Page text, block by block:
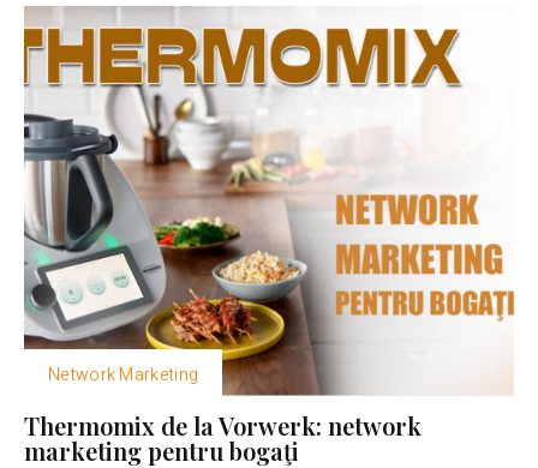
Network Marketing
Thermomix de la Vorwerk: network
marketing pentru bogaţi